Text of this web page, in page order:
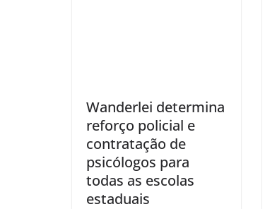
Wanderlei determina
reforço policial e
contratação de
psicólogos para
todas as escolas
estaduais